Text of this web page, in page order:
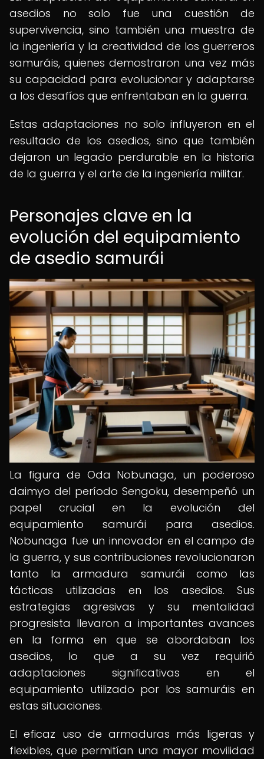
asedios no solo fue una cuestión de
supervivencia, sino también una muestra de
la ingeniería y la creatividad de los guerreros
samuráis, quienes demostraron una vez más
su capacidad para evolucionar y adaptarse
a los desafíos que enfrentaban en la guerra.
Estas adaptaciones no solo influyeron en el
resultado de los asedios, sino que también
dejaron un legado perdurable en la historia
de la guerra y el arte de la ingeniería militar.
Personajes clave en la
evolución del equipamiento
de asedio samurái
La figura de Oda Nobunaga, un poderoso
daimyo del período Sengoku, desempeñó un
papel crucial en la evolución del
equipamiento samurái para asedios.
Nobunaga fue un innovador en el campo de
la guerra, y sus contribuciones revolucionaron
tanto la armadura samurái como las
tácticas utilizadas en los asedios. Sus
estrategias agresivas y su mentalidad
progresista llevaron a importantes avances
en la forma en que se abordaban los
asedios, lo que a su vez requirió
adaptaciones significativas en el
equipamiento utilizado por los samuráis en
estas situaciones.
El eficaz uso de armaduras más ligeras y
flexibles, que permitían una mayor movilidad